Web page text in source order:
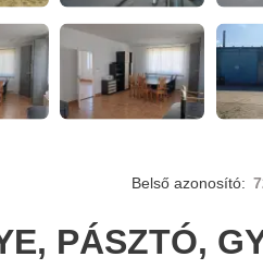
Belső azonosító:
PÁSZTÓ,